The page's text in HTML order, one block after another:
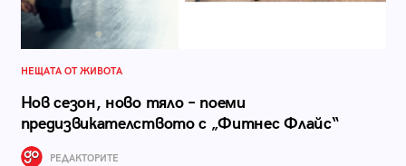
НЕЩАТА ОТ ЖИВОТА
Нов сезон, ново тяло – поеми
предизвикателството с „Фитнес Флайс“
РЕДАКТОРИТЕ